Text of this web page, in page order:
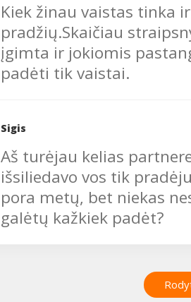
Kiek žinau vaistas tinka
pradžių.Skaičiau
įgimta ir jokiomis
padėti tik vaistai.
Sigis
Aš turėjau kelias
išsiliedavo vos tik
pora metų, bet niekas
galėtų kažkiek padėt?